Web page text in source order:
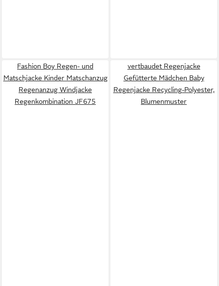
Fashion Boy Regen- und
Matschjacke Kinder Matschanzug
Regenanzug Windjacke
Regenkombination JF675
vertbaudet Regenjacke
Gefütterte Mädchen Baby
Regenjacke Recycling-Polyester,
Blumenmuster